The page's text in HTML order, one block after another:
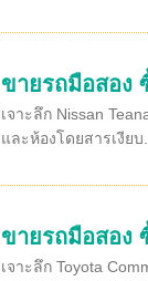
ขายรถมือสอง
เจาะลึก Nissan
และห้องโดยสารเงียบ...
ขายรถมือสอง
เจาะลึก Toyota